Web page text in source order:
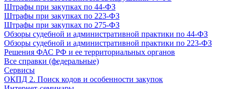
Штрафы при закупках по 44-ФЗ
Штрафы при закупках по 223-ФЗ
Штрафы при закупках по 275-ФЗ
Обзоры судебной и административной практики по 44-ФЗ
Обзоры судебной и административной практики по 223-ФЗ
Решения ФАС РФ и ее территориальных органов
Все справки (федеральные)
Сервисы
ОКПД 2. Поиск кодов и особенности закупок